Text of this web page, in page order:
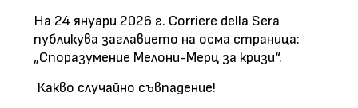
На 24 януари 2026 г. Corriere della Sera
публикува заглавието на осма страница:
„Споразумение Мелони-Мерц за кризи“.
Какво случайно съвпадение!